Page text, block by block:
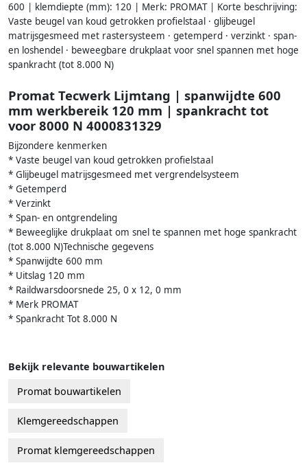
600 | klemdiepte (mm): 120 | Merk: PROMAT | Korte beschrijving:
Vaste beugel van koud getrokken profielstaal · glijbeugel
matrijsgesmeed met rastersysteem · getemperd · verzinkt · span-
en loshendel · beweegbare drukplaat voor snel spannen met hoge
spankracht (tot 8.000 N)
Promat Tecwerk Lijmtang | spanwijdte 600
mm werkbereik 120 mm | spankracht tot
voor 8000 N 4000831329
Bijzondere kenmerken
* Vaste beugel van koud getrokken profielstaal
* Glijbeugel matrijsgesmeed met vergrendelsysteem
* Getemperd
* Verzinkt
* Span- en ontgrendeling
* Beweeglijke drukplaat om snel te spannen met hoge spankracht
(tot 8.000 N)Technische gegevens
* Spanwijdte 600 mm
* Uitslag 120 mm
* Raildwarsdoorsnede 25, 0 x 12, 0 mm
* Merk PROMAT
* Spankracht Tot 8.000 N
Bekijk relevante bouwartikelen
Promat bouwartikelen
Klemgereedschappen
Promat klemgereedschappen